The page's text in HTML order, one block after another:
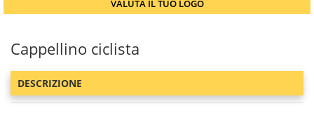
VALUTA IL TUO LOGO
Cappellino ciclista
DESCRIZIONE